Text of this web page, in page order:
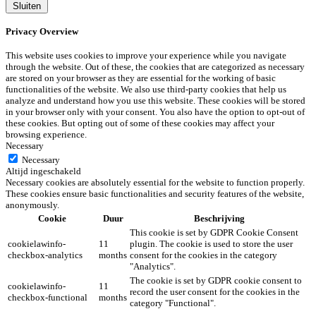
Sluiten
Privacy Overview
This website uses cookies to improve your experience while you navigate
through the website. Out of these, the cookies that are categorized as necessary
are stored on your browser as they are essential for the working of basic
functionalities of the website. We also use third-party cookies that help us
analyze and understand how you use this website. These cookies will be stored
in your browser only with your consent. You also have the option to opt-out of
these cookies. But opting out of some of these cookies may affect your
browsing experience.
Necessary
Necessary
Altijd ingeschakeld
Necessary cookies are absolutely essential for the website to function properly.
These cookies ensure basic functionalities and security features of the website,
anonymously.
Cookie
Duur Beschrijving
cookielawinfo-
checkbox-analytics
11
months
This cookie is set by GDPR Cookie Consent
plugin. The cookie is used to store the user
consent for the cookies in the category
"Analytics".
cookielawinfo-
checkbox-functional
11
months
The cookie is set by GDPR cookie consent to
record the user consent for the cookies in the
category "Functional".